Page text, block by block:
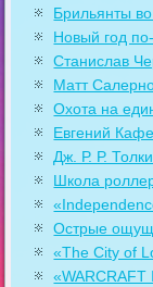
Брильянты
Новый год по-
Станислав
Матт
Охота на
Евгений
Дж. Р. Р.
Школа
Острые
«The City of
«WARCRAFT